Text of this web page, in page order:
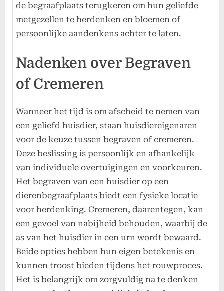
de begraafplaats terugkeren om hun geliefde
metgezellen te herdenken en bloemen of
persoonlijke aandenkens achter te laten.
Nadenken over Begraven
of Cremeren
Wanneer het tijd is om afscheid te nemen van
een geliefd huisdier, staan huisdiereigenaren
voor de keuze tussen begraven of cremeren.
Deze beslissing is persoonlijk en afhankelijk
van individuele overtuigingen en voorkeuren.
Het begraven van een huisdier op een
dierenbegraafplaats biedt een fysieke locatie
voor herdenking. Cremeren, daarentegen, kan
een gevoel van nabijheid behouden, waarbij de
as van het huisdier in een urn wordt bewaard.
Beide opties hebben hun eigen betekenis en
kunnen troost bieden tijdens het rouwproces.
Het is belangrijk om zorgvuldig na te denken